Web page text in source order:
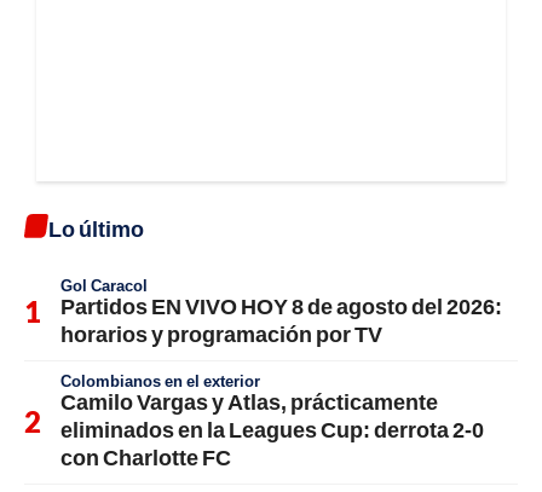
Lo último
Gol Caracol
Partidos EN VIVO HOY 8 de agosto del 2026:
horarios y programación por TV
Colombianos en el exterior
Camilo Vargas y Atlas, prácticamente
eliminados en la Leagues Cup: derrota 2-0
con Charlotte FC